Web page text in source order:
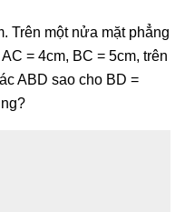
Trên một nửa mặt phẳng
= 4cm, BC = 5cm, trên
ABD sao cho BD =